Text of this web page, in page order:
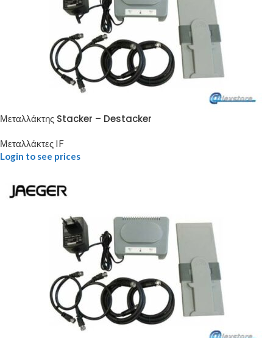
Μεταλλάκτης Stacker – Destacker
Μεταλλάκτες IF
Login to see prices